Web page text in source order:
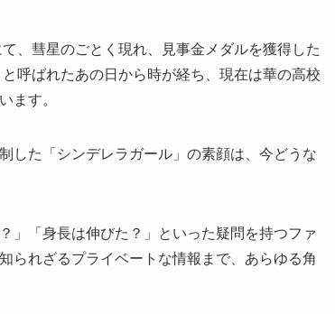
、彗星のごとく現れ、見事金メダルを獲得した
呼ばれたあの日から時が経ち、現在は華の高校
ます。
した「シンデレラガール」の素顔は、今どうな
」「身長は伸びた？」といった疑問を持つファ
られざるプライベートな情報まで、あらゆる角